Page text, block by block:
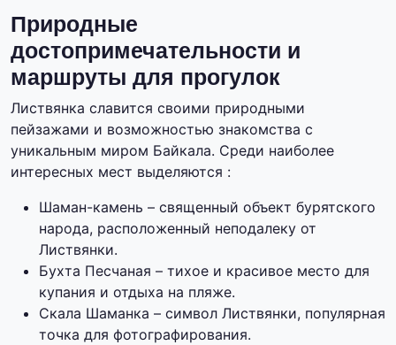
Природные
достопримечательности и
маршруты для прогулок
Листвянка славится своими природными
пейзажами и возможностью знакомства с
уникальным миром Байкала. Среди наиболее
интересных мест выделяются :
Шаман-камень – священный объект бурятского
народа, расположенный неподалеку от
Листвянки.
Бухта Песчаная – тихое и красивое место для
купания и отдыха на пляже.
Скала Шаманка – символ Листвянки, популярная
точка для фотографирования.